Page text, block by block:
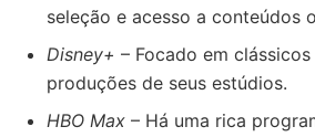
seleção e acesso a conteúdos
Disney+ – Focado em
produções de seus estúdios.
HBO Max – Há uma rica